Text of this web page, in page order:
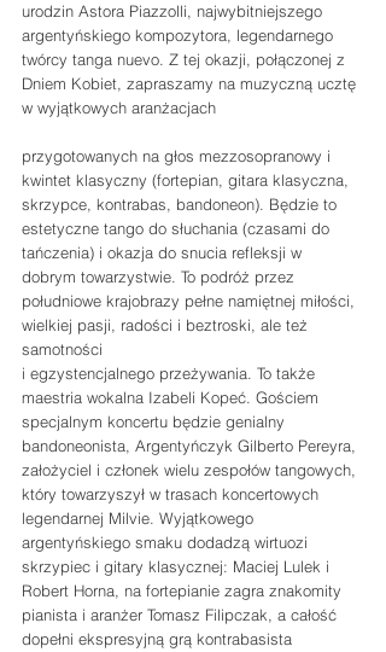
urodzin Astora Piazzolli, najwybitniejszego
argentyńskiego kompozytora, legendarnego
twórcy tanga nuevo. Z tej okazji, połączonej z
Dniem Kobiet, zapraszamy na muzyczną ucztę
w wyjątkowych aranżacjach
przygotowanych na głos mezzosopranowy i
kwintet klasyczny (fortepian, gitara klasyczna,
skrzypce, kontrabas, bandoneon). Będzie to
estetyczne tango do słuchania (czasami do
tańczenia) i okazja do snucia refleksji w
dobrym towarzystwie. To podróż przez
południowe krajobrazy pełne namiętnej miłości,
wielkiej pasji, radości i beztroski, ale też
samotności
i egzystencjalnego przeżywania. To także
maestria wokalna Izabeli Kopeć. Gościem
specjalnym koncertu będzie genialny
bandoneonista, Argentyńczyk Gilberto Pereyra,
założyciel i członek wielu zespołów tangowych,
który towarzyszył w trasach koncertowych
legendarnej Milvie. Wyjątkowego
argentyńskiego smaku dodadzą wirtuozi
skrzypiec i gitary klasycznej: Maciej Lulek i
Robert Horna, na fortepianie zagra znakomity
pianista i aranżer Tomasz Filipczak, a całość
dopełni ekspresyjną grą kontrabasista